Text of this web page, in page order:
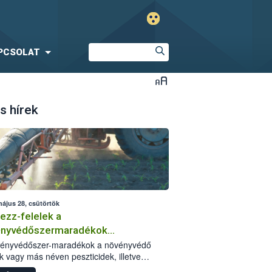
hírek
28, csütörtök
felelek a
kockázatáról
maradékok a növényvédő
vagy más néven peszticidek, illetve
kis mennyiségei, melyek a